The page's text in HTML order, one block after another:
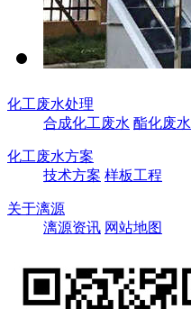
化工废水处理
合成化工废水 酯化废水
化工废水方案
技术方案 样板工程
关于漓源
漓源资讯 网站地图